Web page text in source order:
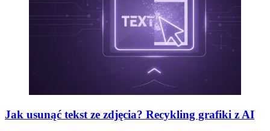
Jak usunąć tekst ze zdjęcia? Recykling grafiki z AI